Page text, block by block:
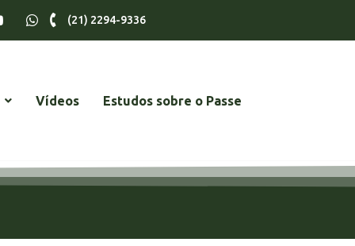
(21) 2294-9336
Vídeos Estudos sobre o Passe